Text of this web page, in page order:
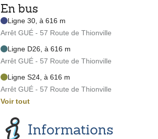
En bus
Ligne 30, à 616 m
Arrêt GUÉ - 57 Route de Thionville
Ligne D26, à 616 m
Arrêt GUÉ - 57 Route de Thionville
Ligne S24, à 616 m
Arrêt GUÉ - 57 Route de Thionville
Voir tout
Informations